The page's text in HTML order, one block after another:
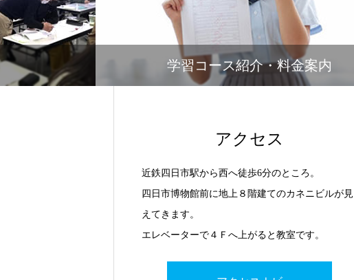
学習コース紹介・料金案内
アクセス
近鉄四日市駅から西へ徒歩6分のところ。
四日市博物館前に地上８階建てのカネニビルが見
えてきます。
エレベーターで４Ｆへ上がると教室です。